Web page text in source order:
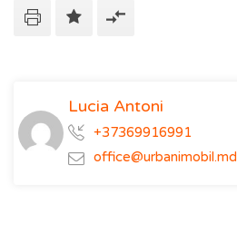
Lucia Antoni
+37369916991
office@urbanimobil.md